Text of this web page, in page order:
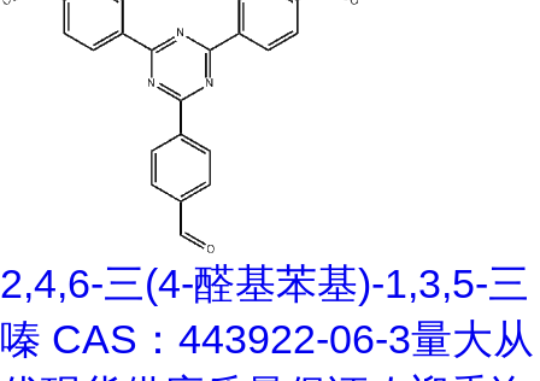
2,4,6-三(4-醛基苯基)-1,3,5-三
嗪 CAS：443922-06-3量大从